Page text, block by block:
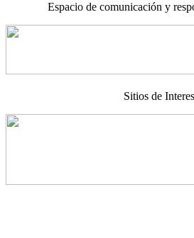
Espacio de comunicación y
Sitios de Interes